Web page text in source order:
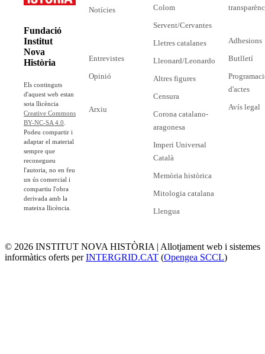
Fundació
Institut
Nova
Història
Els continguts
d'aquest web estan
sota llicència
Creative Commons
BY-NC-SA 4.0
Podeu compartir i
adaptar el material
sempre que
reconegueu
l'autoria, no en feu
un ús comercial i
compartiu l'obra
derivada amb la
mateixa llicència.
Notícies
Entrevistes
Opinió
Arxiu
Colom
Servent/Cervantes
Lletres catalanes
Lleonard/Leonardo
Altres figures
Censura
Corona catalano-
aragonesa
Imperi Universal
Català
Memòria històrica
Mitologia catalana
Llengua
Adhesions
Butlletí
d'actes
Avís legal
© 2026 INSTITUT NOVA HISTÒRIA | Allotjament web i sistemes
informàtics oferts perINTERGRID.CAT (Opengea SCCL)